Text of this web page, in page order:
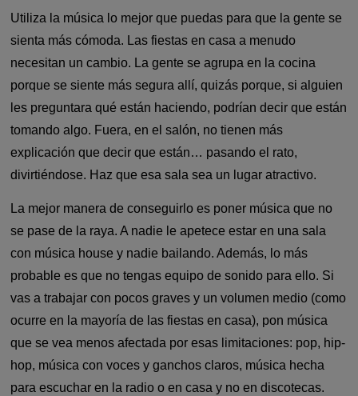
Utiliza la música lo mejor que puedas para que la gente se
sienta más cómoda. Las fiestas en casa a menudo
necesitan un cambio. La gente se agrupa en la cocina
porque se siente más segura allí, quizás porque, si alguien
les preguntara qué están haciendo, podrían decir que están
tomando algo. Fuera, en el salón, no tienen más
explicación que decir que están… pasando el rato,
divirtiéndose. Haz que esa sala sea un lugar atractivo.
La mejor manera de conseguirlo es poner música que no
se pase de la raya. A nadie le apetece estar en una sala
con música house y nadie bailando. Además, lo más
probable es que no tengas equipo de sonido para ello. Si
vas a trabajar con pocos graves y un volumen medio (como
ocurre en la mayoría de las fiestas en casa), pon música
que se vea menos afectada por esas limitaciones: pop, hip-
hop, música con voces y ganchos claros, música hecha
para escuchar en la radio o en casa y no en discotecas.